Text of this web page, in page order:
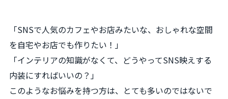
「SNSで人気のカフェやお店みたいな、おしゃれな空間
を自宅やお店でも作りたい！」
「インテリアの知識がなくて、どうやってSNS映えする
内装にすればいいの？」
このようなお悩みを持つ方は、とても多いのではないで